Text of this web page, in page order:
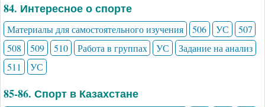
84. Интересное о спорте
Материалы для самостоятельного изучения 506 УС
507
508
509 510 Работа в группах УС
Задание на анализ
511
УС
85-86. Спорт в Казахстане